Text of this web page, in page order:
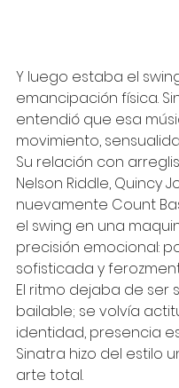
Y luego estaba el
emancipación física.
entendió que esa
movimiento,
Su relación con
Nelson Riddle, Quincy
nuevamente Count
el swing en una
precisión emocional:
sofisticada y
El ritmo dejaba de ser
bailable; se volvía
identidad, presencia
Sinatra hizo del estilo
arte total.